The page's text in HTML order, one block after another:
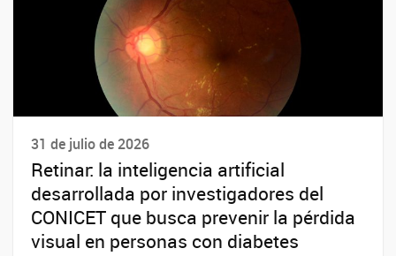
31 de julio de 2026
Retinar: la inteligencia artificial
desarrollada por investigadores del
CONICET que busca prevenir la pérdida
visual en personas con diabetes